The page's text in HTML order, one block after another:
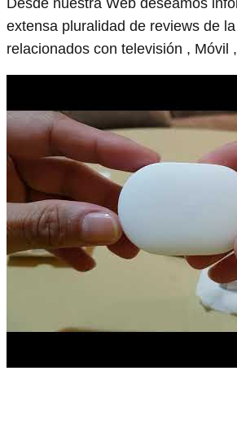
Desde nuestra Web deseamos
extensa pluralidad de reviews de
relacionados con televisión , Móvil